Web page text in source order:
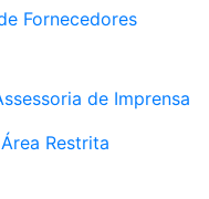
Fornecedores
de Imprensa
Área Restrita